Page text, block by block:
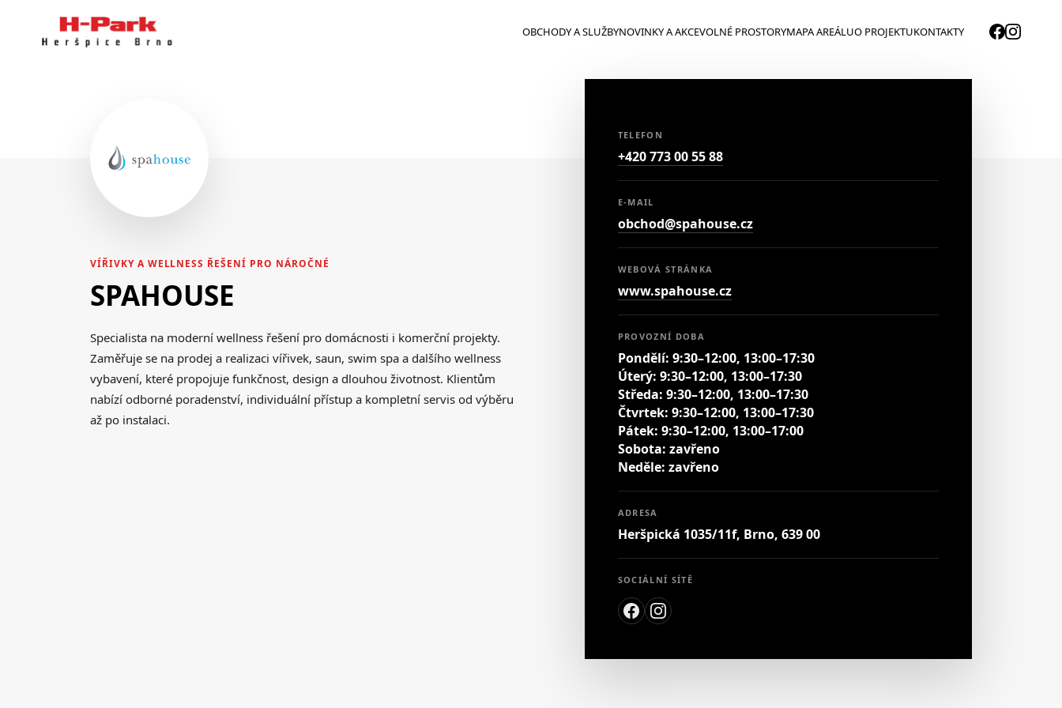
OBCHODY A SLUŽBYNOVINKY A AKCEVOLNÉ PROSTORYMAPA AREÁLUO PROJEKTUKONTAKTY
VÍŘIVKY A WELLNESS ŘEŠENÍ PRO NÁROČNÉ
SPAHOUSE
Specialista na moderní wellness řešení pro domácnosti i komerční projekty.
Zaměřuje se na prodej a realizaci vířivek, saun, swim spa a dalšího wellness
vybavení, které propojuje funkčnost, design a dlouhou životnost. Klientům
nabízí odborné poradenství, individuální přístup a kompletní servis od výběru
až po instalaci.
TELEFON
+420 773 00 55 88
E-MAIL
obchod@spahouse.cz
WEBOVÁ STRÁNKA
www.spahouse.cz
PROVOZNÍ DOBA
Pondělí: 9:30–12:00, 13:00–17:30
Úterý: 9:30–12:00, 13:00–17:30
Středa: 9:30–12:00, 13:00–17:30
Čtvrtek: 9:30–12:00, 13:00–17:30
Pátek: 9:30–12:00, 13:00–17:00
Sobota: zavřeno
Neděle: zavřeno
ADRESA
Heršpická 1035/11f, Brno, 639 00
SOCIÁLNÍ SÍTĚ